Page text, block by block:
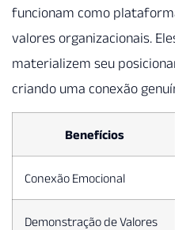
funcionam como
valores organizacionais.
materializem seu
criando uma conexão
Benefícios
Conexão Emocional
Demonstração de Valores